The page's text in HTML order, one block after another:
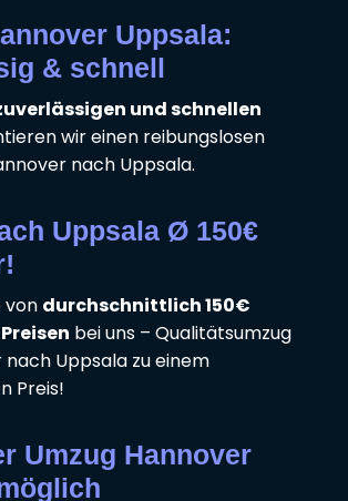
Uppsala:
& schnell
und schnellen
wir einen reibungslosen
nach Uppsala.
Uppsala Ø 150€
von durchschnittlich 150€
bei uns – Qualitätsumzug
Uppsala zu einem
Preis!
Umzug Hannover